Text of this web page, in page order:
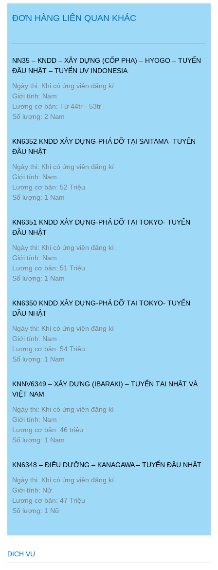
ĐƠN HÀNG LIÊN QUAN KHÁC
NN35 – KNDD – XÂY DỰNG (CỐP PHA) – HYOGO – TUYỂN
ĐẦU NHẬT – TUYỂN UV INDONESIA
Ngày thi: Khi có ứng viên đăng kí
Giới tính: Nam
Lương cơ bản: Từ 44tr - 53tr
Số lượng: 2 Nam
KN6352 KNDD XÂY DỰNG-PHÁ DỠ TẠI SAITAMA- TUYỂN
ĐẦU NHẬT
Ngày thi: Khi có ứng viên đăng kí
Giới tính: Nam
Lương cơ bản: 52 Triệu
Số lượng: 1 Nam
KN6351 KNDD XÂY DỰNG-PHÁ DỠ TẠI TOKYO- TUYỂN
ĐẦU NHẬT
Ngày thi: Khi có ứng viên đăng kí
Giới tính: Nam
Lương cơ bản: 51 Triệu
Số lượng: 1 Nam
KN6350 KNDD XÂY DỰNG-PHÁ DỠ TẠI TOKYO- TUYỂN
ĐẦU NHẬT
Ngày thi: Khi có ứng viên đăng kí
Giới tính: Nam
Lương cơ bản: 54 Triệu
Số lượng: 1 Nam
KNNV6349 – XÂY DỰNG (IBARAKI) – TUYỂN TẠI NHẬT VÀ
VIỆT NAM
Ngày thi: Khi có ứng viên đăng kí
Giới tính: Nam
Lương cơ bản: 46 triệu
Số lượng: 1 Nam
KN6348 – ĐIỀU DƯỠNG – KANAGAWA – TUYỂN ĐẦU NHẬT
Ngày thi: Khi có ứng viên đăng kí
Giới tính: Nữ
Lương cơ bản: 47 Triệu
Số lượng: 1 Nữ
DỊCH VỤ